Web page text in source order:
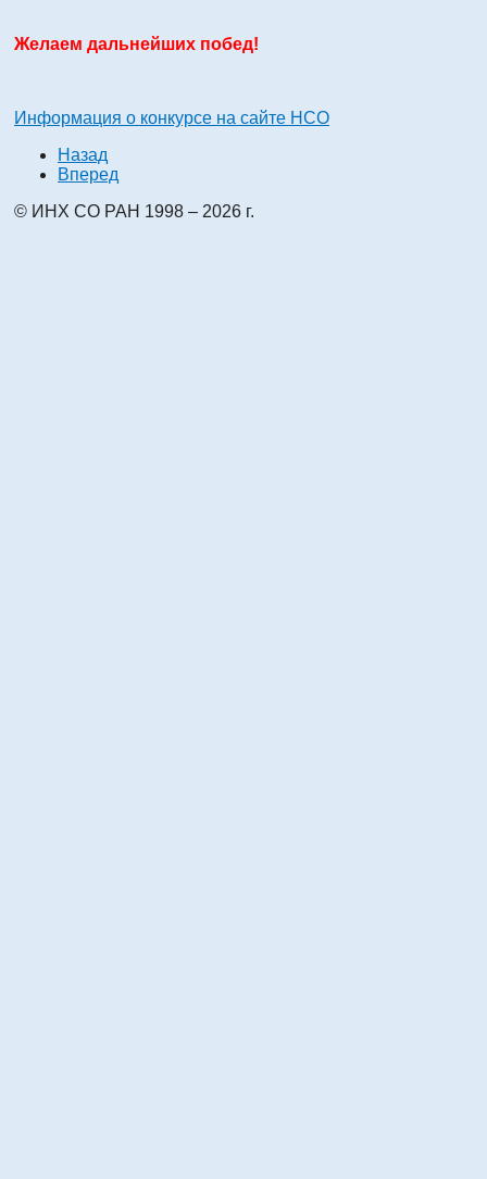
Желаем дальнейших побед!
Информация о конкурсе на сайте НСО
Назад
Вперед
© ИНХ СО РАН 1998 – 2026 г.